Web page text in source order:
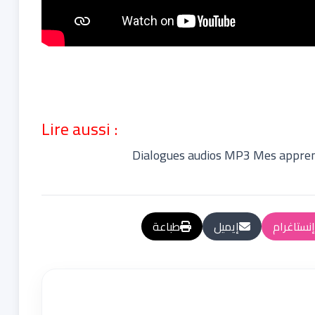
Lire aussi :
Dialogues audios MP3 Mes
إنستاغرام إيميل طباعة